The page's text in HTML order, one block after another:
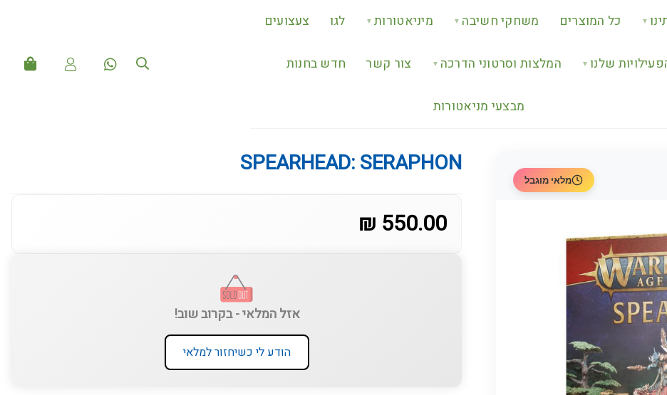
▼ כל המוצרים משחקי חשיבה ▼ מיניאטורות ▼ לגו צעצועים
שלנו ▼ המלצות וסרטוני הדרכה ▼ צור קשר חדש בחנות
מבצעי מניאטורות
מלאי מוגבל
SPEARHEAD: SERAPHON
550.00 ₪
אזל המלאי - בקרוב שוב!
הודע לי כשיחזור למלאי